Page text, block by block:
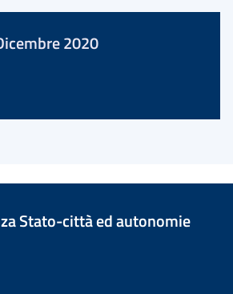
2020
Stato-città ed autonomie